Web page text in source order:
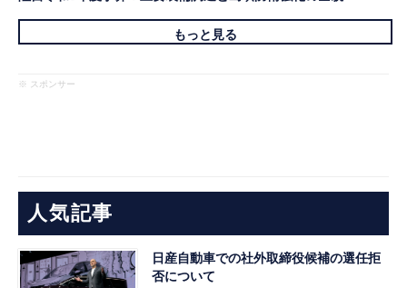
もっと見る
※ スポンサー
人気記事
日産自動車での社外取締役候補の選任拒
否について